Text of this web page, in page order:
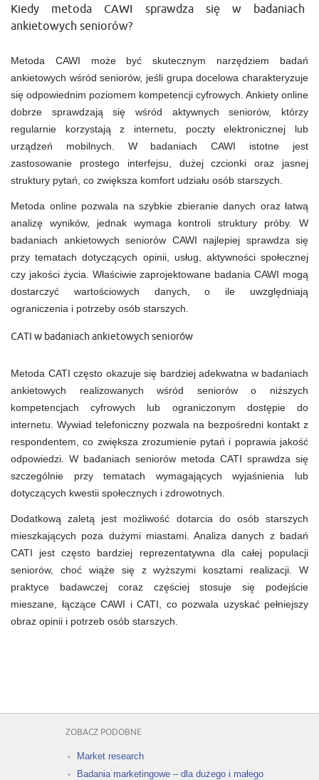
Kiedy metoda CAWI sprawdza się w badaniach
ankietowych seniorów?
Metoda CAWI może być skutecznym narzędziem badań
ankietowych wśród seniorów, jeśli grupa docelowa charakteryzuje
się odpowiednim poziomem kompetencji cyfrowych. Ankiety online
dobrze sprawdzają się wśród aktywnych seniorów, którzy
regularnie korzystają z internetu, poczty elektronicznej lub
urządzeń mobilnych. W badaniach CAWI istotne jest
zastosowanie prostego interfejsu, dużej czcionki oraz jasnej
struktury pytań, co zwiększa komfort udziału osób starszych.
Metoda online pozwala na szybkie zbieranie danych oraz łatwą
analizę wyników, jednak wymaga kontroli struktury próby. W
badaniach ankietowych seniorów CAWI najlepiej sprawdza się
przy tematach dotyczących opinii, usług, aktywności społecznej
czy jakości życia. Właściwie zaprojektowane badania CAWI mogą
dostarczyć wartościowych danych, o ile uwzględniają
ograniczenia i potrzeby osób starszych.
CATI w badaniach ankietowych seniorów
Metoda CATI często okazuje się bardziej adekwatna w badaniach
ankietowych realizowanych wśród seniorów o niższych
kompetencjach cyfrowych lub ograniczonym dostępie do
internetu. Wywiad telefoniczny pozwala na bezpośredni kontakt z
respondentem, co zwiększa zrozumienie pytań i poprawia jakość
odpowiedzi. W badaniach seniorów metoda CATI sprawdza się
szczególnie przy tematach wymagających wyjaśnienia lub
dotyczących kwestii społecznych i zdrowotnych.
Dodatkową zaletą jest możliwość dotarcia do osób starszych
mieszkających poza dużymi miastami. Analiza danych z badań
CATI jest często bardziej reprezentatywna dla całej populacji
seniorów, choć wiąże się z wyższymi kosztami realizacji. W
praktyce badawczej coraz częściej stosuje się podejście
mieszane, łączące CAWI i CATI, co pozwala uzyskać pełniejszy
obraz opinii i potrzeb osób starszych.
ZOBACZ PODOBNE
Market research
Badania marketingowe – dla dużego i małego